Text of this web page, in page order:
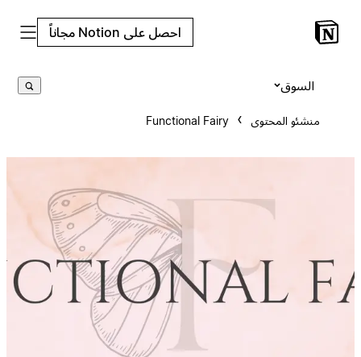
احصل على Notion مجاناً
منشئو المحتوى Functional Fairy